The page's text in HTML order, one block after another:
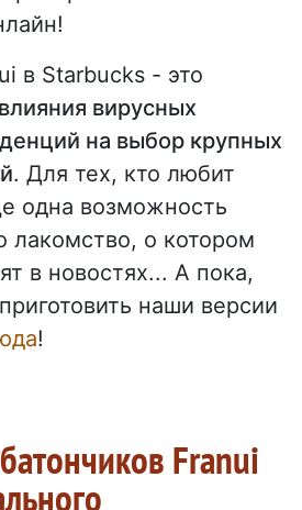
в Starbucks - это
влияния вирусных
на выбор крупных
. Для тех, кто любит
одна возможность
лакомство, о котором
в новостях... А пока,
наши версии
!
Franui